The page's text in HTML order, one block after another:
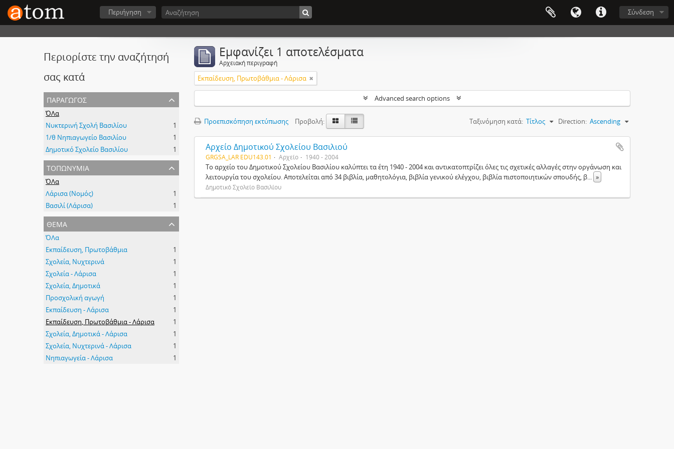
Σύνδεση
Περιήγηση
Περιορίστε την αναζήτησή
σας κατά
παραγωγός
ΌΛα
Νυκτερινή Σχολή Βασιλίου
1
1/θ Νηπιαγωγείο Βασιλίου
1
Δημοτικό Σχολείο Βασιλίου
1
τοπωνύμια
ΌΛα
Λάρισα (Νομός)
1
Βασιλί (Λάρισα)
1
θέμα
ΌΛα
Εκπαίδευση, Πρωτοβάθμια
1
Σχολεία, Νυχτερινά
1
Σχολεία - Λάρισα
1
Σχολεία, Δημοτικά
1
Προσχολική αγωγή
1
Εκπαίδευση - Λάρισα
1
Εκπαίδευση, Πρωτοβάθμια - Λάρισα
1
Σχολεία, Δημοτικά - Λάρισα
1
Σχολεία, Νυχτερινά - Λάρισα
1
Νηπιαγωγεία - Λάρισα
1
Εμφανίζει 1 αποτελέσματα
Αρχειακή περιγραφή
Εκπαίδευση, Πρωτοβάθμια - Λάρισα
Advanced search options
Προεπισκόπηση εκτύπωσης Προβολή: Ταξινόμηση κατά: Τίτλος Direction: Ascending
Αρχείο Δημοτικού Σχολείου Βασιλιού
GRGSA_LAR EDU143.01 Αρχείο 1940 - 2004
Το αρχείο του Δημοτικού Σχολείου Βασιλίου καλύπτει τα έτη 1940 - 2004 και αντικατοπτρίζει όλες τις σχετικές αλλαγές στην οργάνωση και
λειτουργία του σχολείου. Αποτελείται από 34 βιβλία, μαθητολόγια, βιβλία γενικού ελέγχου, βιβλία πιστοποιητικών σπουδής, β... »
Δημοτικό Σχολείο Βασιλίου